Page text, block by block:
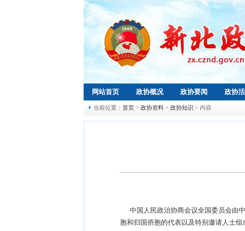
网站首页 政协概况 政协要闻 政协
当前位置： 首页 > 政协资料 > 政协知识 > 内容
中国人民政治协商会议全国委员会由
胞和归国侨胞的代表以及特别邀请人士组